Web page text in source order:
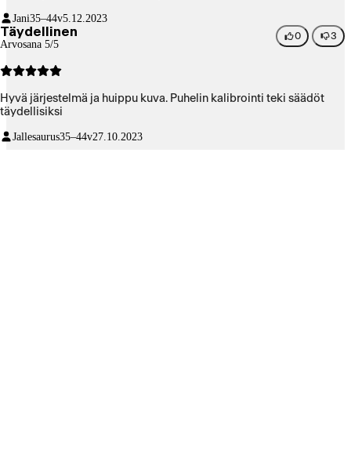
Jani35–44v5.12.2023
Täydellinen
Arvosana 5/5
0 3
Hyvä järjestelmä ja huippu kuva. Puhelin kalibrointi teki säädöt
täydellisiksi
Jallesaurus35–44v27.10.2023